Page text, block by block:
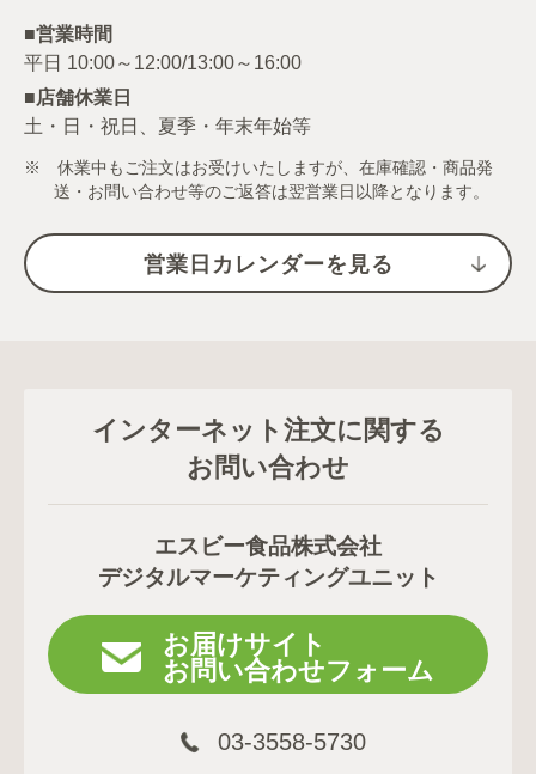
■営業時間
■店舗休業日
土・日・祝日、夏季・年末年始等
※ 休業中もご注文はお受けいたしますが、在庫確認・商品発
送・お問い合わせ等のご返答は翌営業日以降となります。
営業日カレンダーを見る
インターネット注文に関する
お問い合わせ
エスビー食品株式会社
デジタルマーケティングユニット
お届けサイト
お問い合わせフォーム
03-3558-5730